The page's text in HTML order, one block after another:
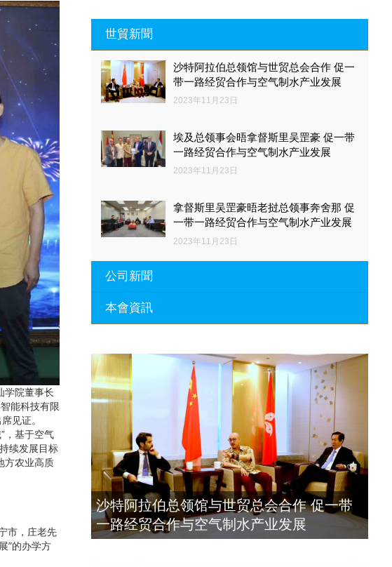
团创办人拿
华等出席
入技术、
基地”，空
学院董事长
能科技有限
见证。
，基于空气
续发展目标
方农业高质
市，庄老先
”的办学方
世貿新聞
沙特阿拉伯总领馆与世贸总会合作 促一
带一路经贸合作与空气制水产业发展
2023年11月23日
埃及总领事会晤拿督斯里吴罡豪 促一带
一路经贸合作与空气制水产业发展
2023年11月23日
拿督斯里吴罡豪晤老挝总领事奔舍那 促
一带一路经贸合作与空气制水产业发展
2023年11月23日
公司新聞
带一路经贸合作与空气制水产业发展
埃及总领事会晤拿督斯里吴罡豪 促一带
一路经贸合作与空气制水产业发展
2023年11月23日
拿督斯里吴罡豪晤土耳其总领事 促一带
一路经贸合作与空气制水产业发展
2023年11月23日
本會資訊
瑚蒞臨 天泉鼎豐深圳總部及國際標量波
量子研究院
2021年12月10日
標量波光量子導入系統聯合國總部拿督
斯裏吳達鎔教授首發
2021年12月10日
空氣制水發明人吳達鎔出席聯合國環境
科政商管治聯盟會議
2021年12月10日
沙特阿拉伯总领馆与世贸总会合作 促一带
一路经贸合作与空气制水产业发展